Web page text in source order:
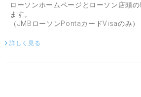
ローソンホームページとローソン店頭
ます。
（JMBローソンPontaカードVisaのみ）
詳しく見る